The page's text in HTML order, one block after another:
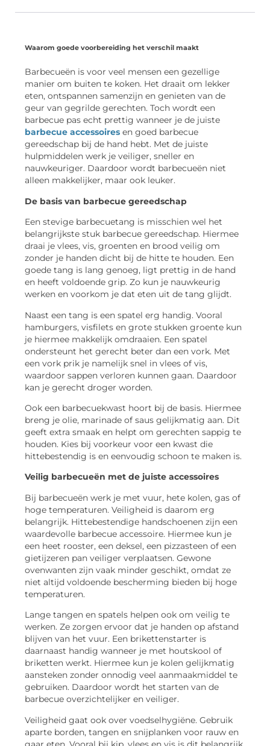
Waarom goede voorbereiding het verschil maakt
Barbecueën is voor veel mensen een gezellige
manier om buiten te koken. Het draait om lekker
eten, ontspannen samenzijn en genieten van de
geur van gegrilde gerechten. Toch wordt een
barbecue pas echt prettig wanneer je de juiste
barbecue accessoires en goed barbecue
gereedschap bij de hand hebt. Met de juiste
hulpmiddelen werk je veiliger, sneller en
nauwkeuriger. Daardoor wordt barbecueën niet
alleen makkelijker, maar ook leuker.
De basis van barbecue gereedschap
Een stevige barbecuetang is misschien wel het
belangrijkste stuk barbecue gereedschap. Hiermee
draai je vlees, vis, groenten en brood veilig om
zonder je handen dicht bij de hitte te houden. Een
goede tang is lang genoeg, ligt prettig in de hand
en heeft voldoende grip. Zo kun je nauwkeurig
werken en voorkom je dat eten uit de tang glijdt.
Naast een tang is een spatel erg handig. Vooral
hamburgers, visfilets en grote stukken groente kun
je hiermee makkelijk omdraaien. Een spatel
ondersteunt het gerecht beter dan een vork. Met
een vork prik je namelijk snel in vlees of vis,
waardoor sappen verloren kunnen gaan. Daardoor
kan je gerecht droger worden.
Ook een barbecuekwast hoort bij de basis. Hiermee
breng je olie, marinade of saus gelijkmatig aan. Dit
geeft extra smaak en helpt om gerechten sappig te
houden. Kies bij voorkeur voor een kwast die
hittebestendig is en eenvoudig schoon te maken is.
Veilig barbecueën met de juiste accessoires
Bij barbecueën werk je met vuur, hete kolen, gas of
hoge temperaturen. Veiligheid is daarom erg
belangrijk. Hittebestendige handschoenen zijn een
waardevolle barbecue accessoire. Hiermee kun je
een heet rooster, een deksel, een pizzasteen of een
gietijzeren pan veiliger verplaatsen. Gewone
ovenwanten zijn vaak minder geschikt, omdat ze
niet altijd voldoende bescherming bieden bij hoge
temperaturen.
Lange tangen en spatels helpen ook om veilig te
werken. Ze zorgen ervoor dat je handen op afstand
blijven van het vuur. Een brikettenstarter is
daarnaast handig wanneer je met houtskool of
briketten werkt. Hiermee kun je kolen gelijkmatig
aansteken zonder onnodig veel aanmaakmiddel te
gebruiken. Daardoor wordt het starten van de
barbecue overzichtelijker en veiliger.
Veiligheid gaat ook over voedselhygiëne. Gebruik
aparte borden, tangen en snijplanken voor rauw en
gaar eten. Vooral bij kip, vlees en vis is dit belangrijk